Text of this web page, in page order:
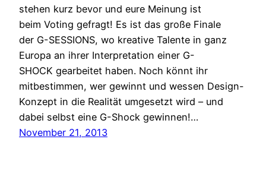
stehen kurz bevor und eure Meinung ist
beim Voting gefragt! Es ist das große Finale
der G-SESSIONS, wo kreative Talente in ganz
Europa an ihrer Interpretation einer G-
SHOCK gearbeitet haben. Noch könnt ihr
mitbestimmen, wer gewinnt und wessen Design-
Konzept in die Realität umgesetzt wird – und
dabei selbst eine G-Shock gewinnen!…
November 21, 2013